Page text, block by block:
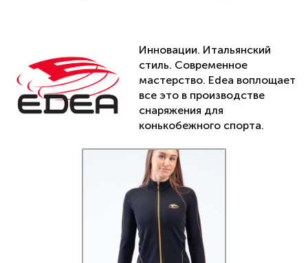
Инновации. Итальянский
стиль. Современное
мастерство. Edea воплощает
все это в производстве
снаряжения для
конькобежного спорта.